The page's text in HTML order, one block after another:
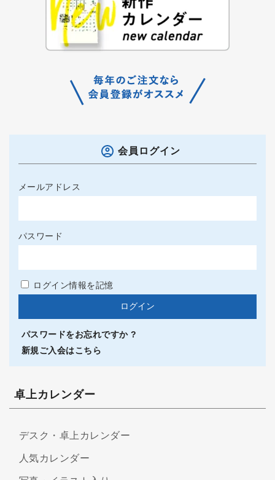
会員ログイン
メールアドレス
パスワード
ログイン情報を記憶
パスワードをお忘れですか ?
新規ご入会はこちら
卓上カレンダー
デスク・卓上カレンダー
人気カレンダー